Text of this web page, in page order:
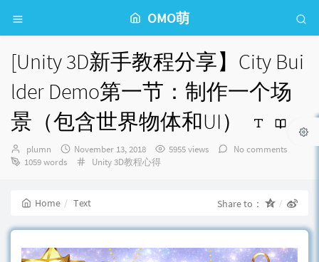
OMO萌
[Unity 3D新手教程分享】City Bui
lder Demo第一节：制作一个场
景（包含世界物体和UI）
Author：
plumn
发
布
November 13, 2018 5955 views
No comments
1059 words
Categories：
Unity 3D教程心得
Home Text Share to：